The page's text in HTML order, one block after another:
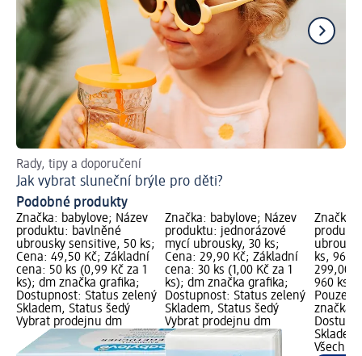
Rady, tipy a doporučení
Jak vybrat sluneční brýle pro děti?
Podobné produkty
Značka: babylove; Název
produktu: bavlněné
ubrousky sensitive, 50 ks;
Cena: 49,50 Kč; Základní
cena: 50 ks (0,99 Kč za 1
ks); dm značka grafika;
Dostupnost: Status zelený
Skladem, Status šedý
Vybrat prodejnu dm
Značka: babylove; Název
produktu: jednorázové
mycí ubrousky, 30 ks;
Cena: 29,90 Kč; Základní
cena: 30 ks (1,00 Kč za 1
ks); dm značka grafika;
Dostupnost: Status zelený
Skladem, Status šedý
Vybrat prodejnu dm
Značka:
ks, 960
299,00
960 ks
Pouze
značka